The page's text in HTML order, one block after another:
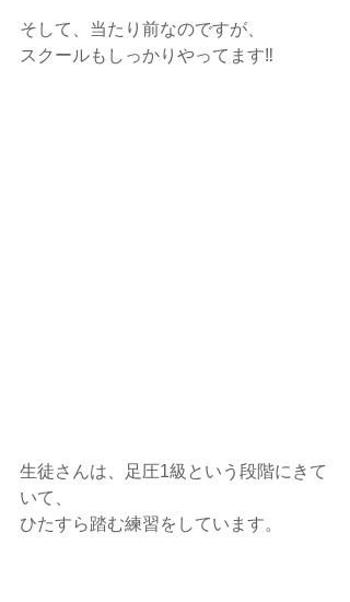
そして、当たり前なのですが、
スクールもしっかりやってます‼️
生徒さんは、足圧1級という段階にきて
いて、
ひたすら踏む練習をしています。